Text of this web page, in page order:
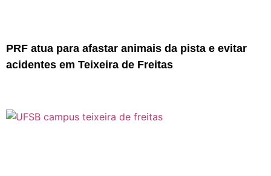
PRF atua para afastar animais da pista e evitar
acidentes em Teixeira de Freitas